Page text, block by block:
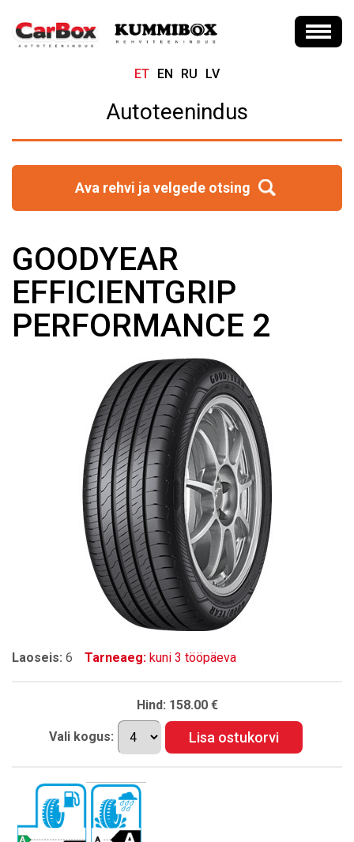
ET EN RU LV
Autoteenindus
Ava rehvi ja velgede otsing
GOODYEAR
EFFICIENTGRIP
PERFORMANCE 2
Laoseis: 6 Tarneaeg: kuni 3 tööpäeva
Hind: 158.00 €
Vali kogus: